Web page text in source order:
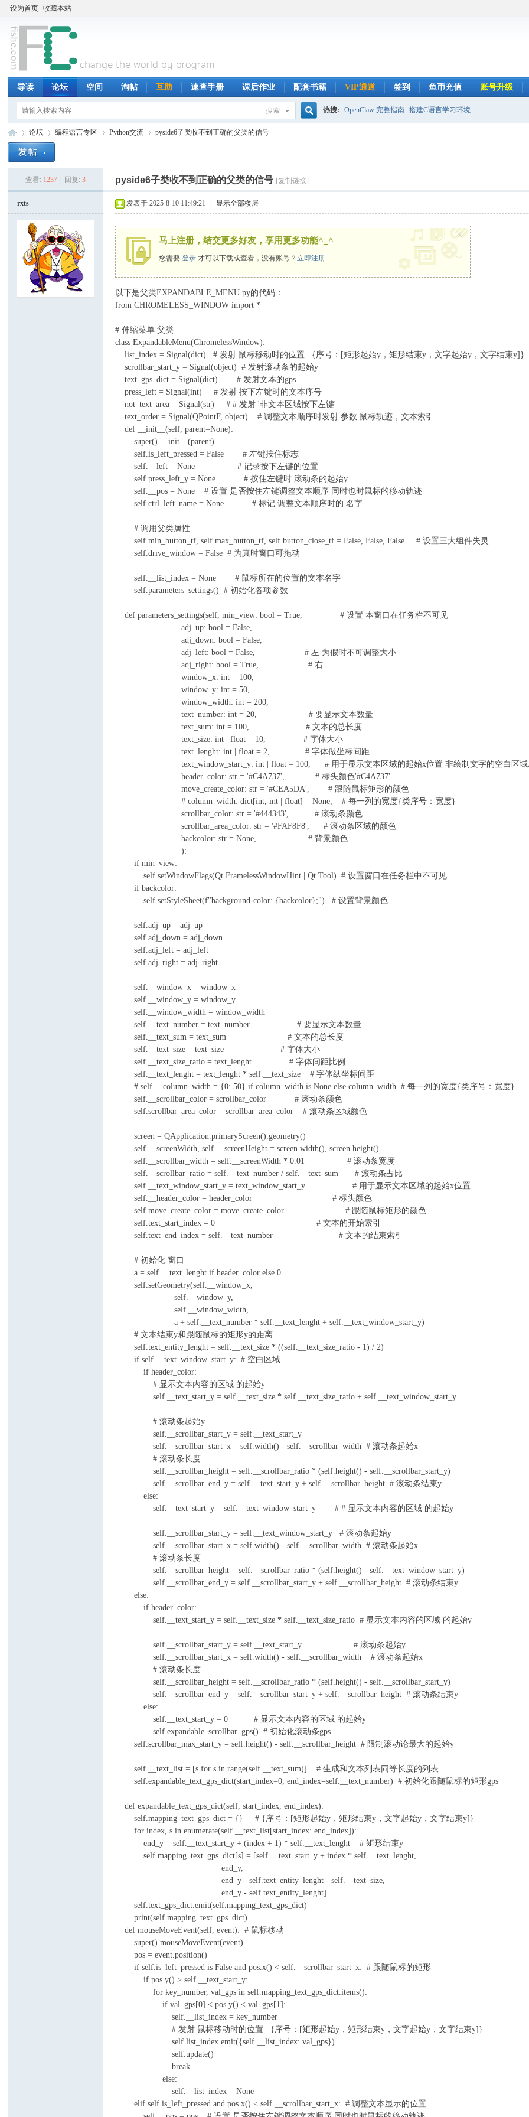
设为首页 收藏本站
导读 论坛 空间 淘帖 互助 速查手册 课后作业 配套书籍 VIP通道 签到 鱼币充值 账号升级
搜索
索
热搜: OpenClaw 完整指南 搭建C语言学习环境
论坛
›
编程语言专区 Python交流
›
pyside6子类收不到正确的父类的信号
查看: 1237 回复: 3 pyside6子类收不到正确的父类的信号 [复制链接]
rxts 发表于 2025-8-10 11:49:21 显示全部楼层
马上注册，结交更多好友，享用更多功能^_^
您需要登录 才可以下载或查看，没有账号？立即注册
x
以下是父类EXPANDABLE_MENU.py的代码：
from CHROMELESS_WINDOW import *
# 伸缩菜单 父类
class ExpandableMenu(ChromelessWindow):
list_index = Signal(dict) # 发射 鼠标移动时的位置 {序号：[矩形起始y，矩形结束y，文字起始y，文字结束y]}
scrollbar_start_y = Signal(object) # 发射滚动条的起始y
text_gps_dict = Signal(dict) # 发射文本的gps
press_left = Signal(int) # 发射 按下左键时的文本序号
not_text_area = Signal(str) # # 发射 '非文本区域按下左键'
text_order = Signal(QPointF, object) # 调整文本顺序时发射 参数 鼠标轨迹，文本索引
def __init__(self, parent=None):
super().__init__(parent)
self.is_left_pressed = False # 左键按住标志
self.__left = None # 记录按下左键的位置
self.press_left_y = None # 按住左键时 滚动条的起始y
self.__pos = None # 设置 是否按住左键调整文本顺序 同时也时鼠标的移动轨迹
self.ctrl_left_name = None # 标记 调整文本顺序时的 名字
# 调用父类属性
self.min_button_tf, self.max_button_tf, self.button_close_tf = False, False, False # 设置三大组件失灵
self.drive_window = False # 为真时窗口可拖动
self.__list_index = None # 鼠标所在的位置的文本名字
self.parameters_settings() # 初始化各项参数
def parameters_settings(self, min_view: bool = True, # 设置 本窗口在任务栏不可见
adj_up: bool = False,
adj_down: bool = False,
adj_left: bool = False, # 左 为假时不可调整大小
adj_right: bool = True, # 右
window_x: int = 100,
window_y: int = 50,
window_width: int = 200,
text_number: int = 20, # 要显示文本数量
text_sum: int = 100, # 文本的总长度
text_size: int | float = 10, # 字体大小
text_lenght: int | float = 2, # 字体做坐标间距
text_window_start_y: int | float = 100, # 用于显示文本区域的起始x位置 非绘制文字的空白区域
header_color: str = '#C4A737', # 标头颜色'#C4A737'
move_create_color: str = '#CEA5DA', # 跟随鼠标矩形的颜色
# column_width: dict[int, int | float] = None, # 每一列的宽度{类序号：宽度}
scrollbar_color: str = '#444343', # 滚动条颜色
scrollbar_area_color: str = '#FAF8F8', # 滚动条区域的颜色
backcolor: str = None, # 背景颜色
):
if min_view:
self.setWindowFlags(Qt.FramelessWindowHint | Qt.Tool) # 设置窗口在任务栏中不可见
if backcolor:
self.setStyleSheet(f"background-color: {backcolor};") # 设置背景颜色
self.adj_up = adj_up
self.adj_down = adj_down
self.adj_left = adj_left
self.adj_right = adj_right
self.__window_x = window_x
self.__window_y = window_y
self.__window_width = window_width
self.__text_number = text_number # 要显示文本数量
self.__text_sum = text_sum # 文本的总长度
self.__text_size = text_size # 字体大小
self.__text_size_ratio = text_lenght # 字体间距比例
self.__text_lenght = text_lenght * self.__text_size # 字体纵坐标间距
# self.__column_width = {0: 50} if column_width is None else column_width # 每一列的宽度{类序号：宽度}
self.__scrollbar_color = scrollbar_color # 滚动条颜色
self.scrollbar_area_color = scrollbar_area_color # 滚动条区域颜色
screen = QApplication.primaryScreen().geometry()
self.__screenWidth, self.__screenHeight = screen.width(), screen.height()
self.__scrollbar_width = self.__screenWidth * 0.01 # 滚动条宽度
self.__scrollbar_ratio = self.__text_number / self.__text_sum # 滚动条占比
self.__text_window_start_y = text_window_start_y # 用于显示文本区域的起始x位置
self.__header_color = header_color # 标头颜色
self.move_create_color = move_create_color # 跟随鼠标矩形的颜色
self.text_start_index = 0 # 文本的开始索引
self.text_end_index = self.__text_number # 文本的结束索引
# 初始化 窗口
a = self.__text_lenght if header_color else 0
self.setGeometry(self.__window_x,
self.__window_y,
self.__window_width,
a + self.__text_number * self.__text_lenght + self.__text_window_start_y)
# 文本结束y和跟随鼠标的矩形y的距离
self.text_entity_lenght = self.__text_size * ((self.__text_size_ratio - 1) / 2)
if self.__text_window_start_y: # 空白区域
if header_color:
# 显示文本内容的区域 的起始y
self.__text_start_y = self.__text_size * self.__text_size_ratio + self.__text_window_start_y
# 滚动条起始y
self.__scrollbar_start_y = self.__text_start_y
self.__scrollbar_start_x = self.width() - self.__scrollbar_width # 滚动条起始x
# 滚动条长度
self.__scrollbar_height = self.__scrollbar_ratio * (self.height() - self.__scrollbar_start_y)
self.__scrollbar_end_y = self.__text_start_y + self.__scrollbar_height # 滚动条结束y
else:
self.__text_start_y = self.__text_window_start_y # # 显示文本内容的区域 的起始y
self.__scrollbar_start_y = self.__text_window_start_y # 滚动条起始y
self.__scrollbar_start_x = self.width() - self.__scrollbar_width # 滚动条起始x
# 滚动条长度
self.__scrollbar_height = self.__scrollbar_ratio * (self.height() - self.__text_window_start_y)
self.__scrollbar_end_y = self.__scrollbar_start_y + self.__scrollbar_height # 滚动条结束y
else:
if header_color:
self.__text_start_y = self.__text_size * self.__text_size_ratio # 显示文本内容的区域 的起始y
self.__scrollbar_start_y = self.__text_start_y # 滚动条起始y
self.__scrollbar_start_x = self.width() - self.__scrollbar_width # 滚动条起始x
# 滚动条长度
self.__scrollbar_height = self.__scrollbar_ratio * (self.height() - self.__scrollbar_start_y)
self.__scrollbar_end_y = self.__scrollbar_start_y + self.__scrollbar_height # 滚动条结束y
else:
self.__text_start_y = 0 # 显示文本内容的区域 的起始y
self.expandable_scrollbar_gps() # 初始化滚动条gps
self.scrollbar_max_start_y = self.height() - self.__scrollbar_height # 限制滚动论最大的起始y
self.__text_list = [s for s in range(self.__text_sum)] # 生成和文本列表同等长度的列表
self.expandable_text_gps_dict(start_index=0, end_index=self.__text_number) # 初始化跟随鼠标的矩形gps
def expandable_text_gps_dict(self, start_index, end_index):
self.mapping_text_gps_dict = {} # {序号：[矩形起始y，矩形结束y，文字起始y，文字结束y]}
for index, s in enumerate(self.__text_list[start_index: end_index]):
end_y = self.__text_start_y + (index + 1) * self.__text_lenght # 矩形结束y
self.mapping_text_gps_dict[s] = [self.__text_start_y + index * self.__text_lenght,
end_y,
end_y - self.text_entity_lenght - self.__text_size,
end_y - self.text_entity_lenght]
self.text_gps_dict.emit(self.mapping_text_gps_dict)
print(self.mapping_text_gps_dict)
def mouseMoveEvent(self, event): # 鼠标移动
super().mouseMoveEvent(event)
pos = event.position()
if self.is_left_pressed is False and pos.x() < self.__scrollbar_start_x: # 跟随鼠标的矩形
if pos.y() > self.__text_start_y:
for key_number, val_gps in self.mapping_text_gps_dict.items():
if val_gps[0] < pos.y() < val_gps[1]:
self.__list_index = key_number
# 发射 鼠标移动时的位置 {序号：[矩形起始y，矩形结束y，文字起始y，文字结束y]}
self.list_index.emit({self.__list_index: val_gps})
self.update()
break
else:
self.__list_index = None
elif self.is_left_pressed and pos.x() < self.__scrollbar_start_x: # 调整文本显示的位置